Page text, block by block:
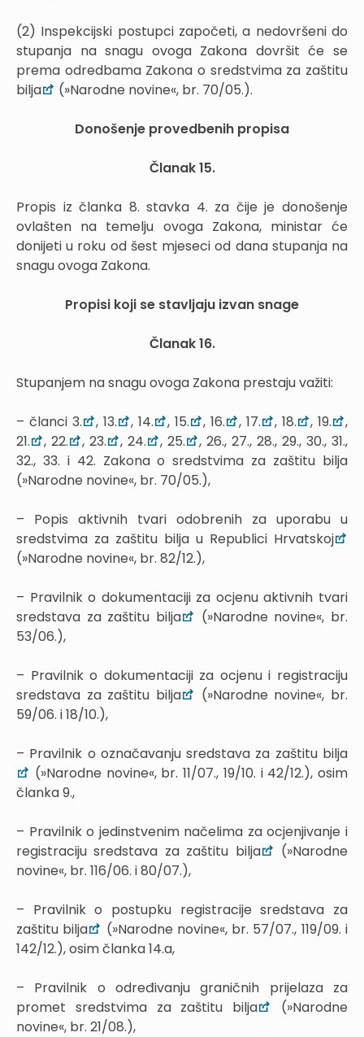
(2) Inspekcijski postupci započeti, a nedovršeni do
stupanja na snagu ovoga Zakona dovršit će se
prema odredbama Zakona o sredstvima za zaštitu
bilja
(»Narodne novine«, br. 70/05.).
Donošenje provedbenih propisa
Članak 15.
Propis iz članka 8. stavka 4. za čije je donošenje
ovlašten na temelju ovoga Zakona, ministar će
donijeti u roku od šest mjeseci od dana stupanja na
snagu ovoga Zakona.
Propisi koji se stavljaju izvan snage
Članak 16.
Stupanjem na snagu ovoga Zakona prestaju važiti:
– članci 3. , 13. , 14. , 15. , 16. , 17. , 18. , 19.
,
21.
, 22. , 23. , 24. , 25.
, 26., 27., 28., 29., 30., 31.,
32., 33. i 42. Zakona o sredstvima za zaštitu bilja
(»Narodne novine«, br. 70/05.),
– Popis aktivnih tvari odobrenih za uporabu u
sredstvima za zaštitu bilja u Republici Hrvatskoj
(»Narodne novine«, br. 82/12.),
– Pravilnik o dokumentaciji za ocjenu aktivnih tvari
sredstava za zaštitu bilja
(»Narodne novine«, br.
53/06.),
– Pravilnik o dokumentaciji za ocjenu i registraciju
sredstava za zaštitu bilja
(»Narodne novine«, br.
59/06. i 18/10.),
– Pravilnik o označavanju sredstava za zaštitu bilja
(»Narodne novine«, br. 11/07., 19/10. i 42/12.), osim
članka 9.,
– Pravilnik o jedinstvenim načelima za ocjenjivanje i
registraciju sredstava za zaštitu bilja
(»Narodne
novine«, br. 116/06. i 80/07.),
– Pravilnik o postupku registracije sredstava za
zaštitu bilja
(»Narodne novine«, br. 57/07., 119/09. i
142/12.), osim članka 14.a,
– Pravilnik o određivanju graničnih prijelaza za
promet sredstvima za zaštitu bilja
(»Narodne
novine«, br. 21/08.),